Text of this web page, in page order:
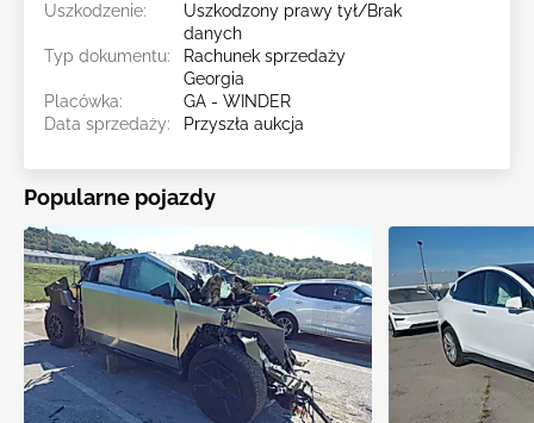
Uszkodzenie:
Uszkodzony prawy tył/Brak
danych
Typ dokumentu:
Rachunek sprzedaży
Georgia
Placówka:
GA - WINDER
Data sprzedaży:
Przyszła aukcja
Popularne pojazdy